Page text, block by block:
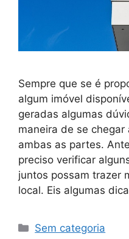
Sempre que se é
algum imóvel
geradas algumas
maneira de se
ambas as partes.
preciso verificar
juntos possam trazer
local. Eis algumas
Sem categoria